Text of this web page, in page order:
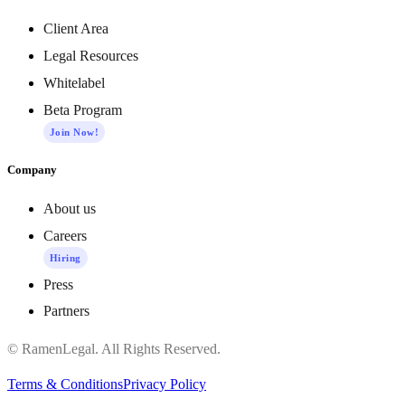
Client Area
Legal Resources
Whitelabel
Beta Program
Join Now!
Company
About us
Careers
Hiring
Press
Partners
© RamenLegal. All Rights Reserved.
Terms & ConditionsPrivacy Policy